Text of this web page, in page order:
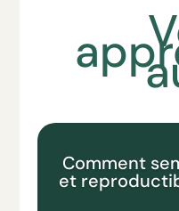
Comment
et